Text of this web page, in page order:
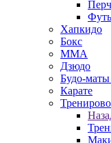
Хапкидо
Бокс
ММА
Дзюдо
Будо-
Карате